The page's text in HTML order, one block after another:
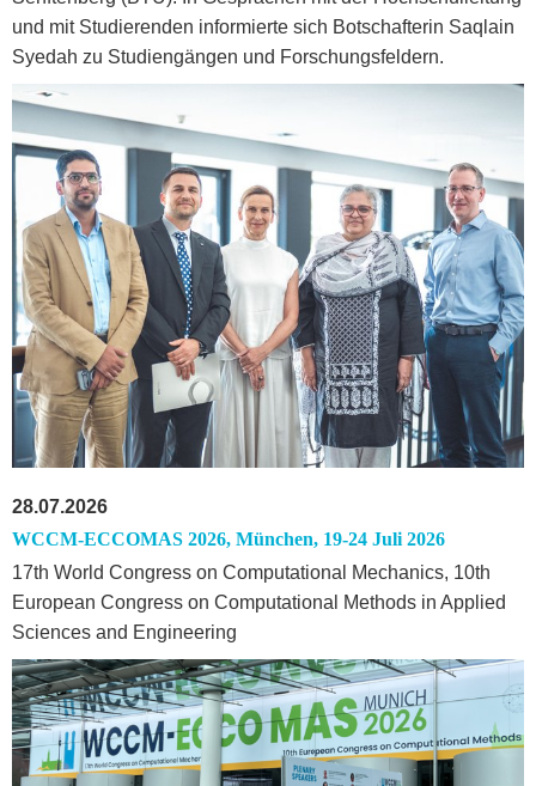
und mit Studierenden informierte sich Botschafterin Saqlain
Syedah zu Studiengängen und Forschungsfeldern.
28.07.2026
WCCM-ECCOMAS 2026, München, 19-24 Juli 2026
17th World Congress on Computational Mechanics, 10th
European Congress on Computational Methods in Applied
Sciences and Engineering